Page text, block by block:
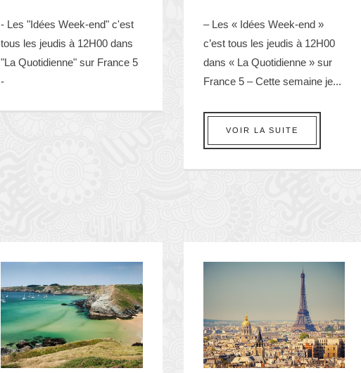
- Les "Idées Week-end" c'est
tous les jeudis à 12H00 dans
"La Quotidienne" sur France 5
-
– Les « Idées Week-end »
c’est tous les jeudis à 12H00
dans « La Quotidienne » sur
France 5 – Cette semaine je...
VOIR LA SUITE